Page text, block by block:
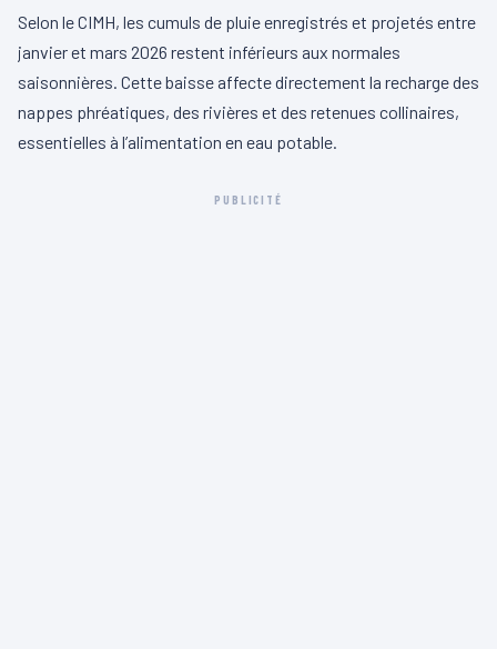
Selon le CIMH, les cumuls de pluie enregistrés et projetés entre
janvier et mars 2026 restent inférieurs aux normales
saisonnières. Cette baisse affecte directement la recharge des
nappes phréatiques, des rivières et des retenues collinaires,
essentielles à l’alimentation en eau potable.
PUBLICITÉ